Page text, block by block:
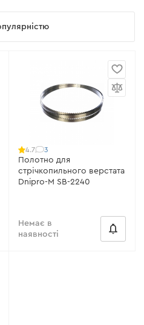
4.7 3
Полотно для
стрічкопильного верстата
Dnipro-M SB-2240
Немає в
наявності